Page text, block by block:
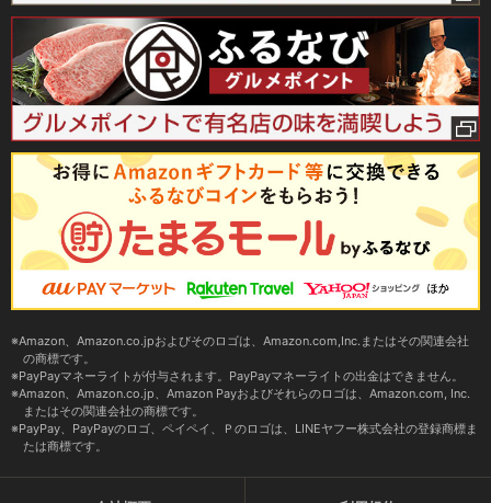
Amazon、Amazon.co.jpおよびそのロゴは、Amazon.com,Inc.またはその関連会社
の商標です。
PayPayマネーライトが付与されます。PayPayマネーライトの出金はできません。
Amazon、Amazon.co.jp、Amazon Payおよびそれらのロゴは、Amazon.com, Inc.
またはその関連会社の商標です。
PayPay、PayPayのロゴ、ペイペイ、Ｐのロゴは、LINEヤフー株式会社の登録商標ま
たは商標です。